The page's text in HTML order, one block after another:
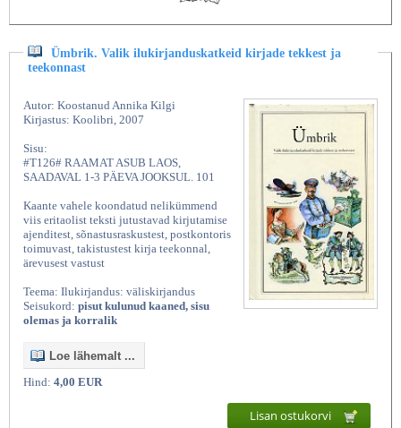
Ümbrik. Valik ilukirjanduskatkeid kirjade tekkest ja
teekonnast
Autor: Koostanud Annika Kilgi
Kirjastus: Koolibri, 2007
Sisu:
#T126# RAAMAT ASUB LAOS,
SAADAVAL 1-3 PÄEVA JOOKSUL. 101
Kaante vahele koondatud nelikümmend
viis eritaolist teksti jutustavad kirjutamise
ajenditest, sõnastusraskustest, postkontoris
toimuvast, takistustest kirja teekonnal,
ärevusest vastust
Teema: Ilukirjandus: väliskirjandus
Seisukord: pisut kulunud kaaned, sisu
olemas ja korralik
Loe lähemalt ...
Hind: 4,00 EUR
Lisan ostukorvi